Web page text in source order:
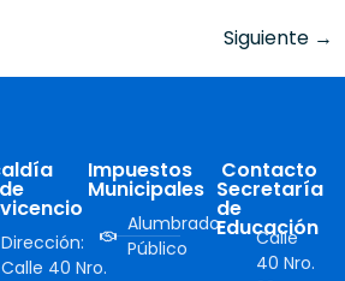
Siguiente →
de
Dirección:
Calle 40 Nro.
Impuestos
Municipales
Alumbrado
Público
Contacto
Secretaría
de
Educación
Calle
40 Nro.